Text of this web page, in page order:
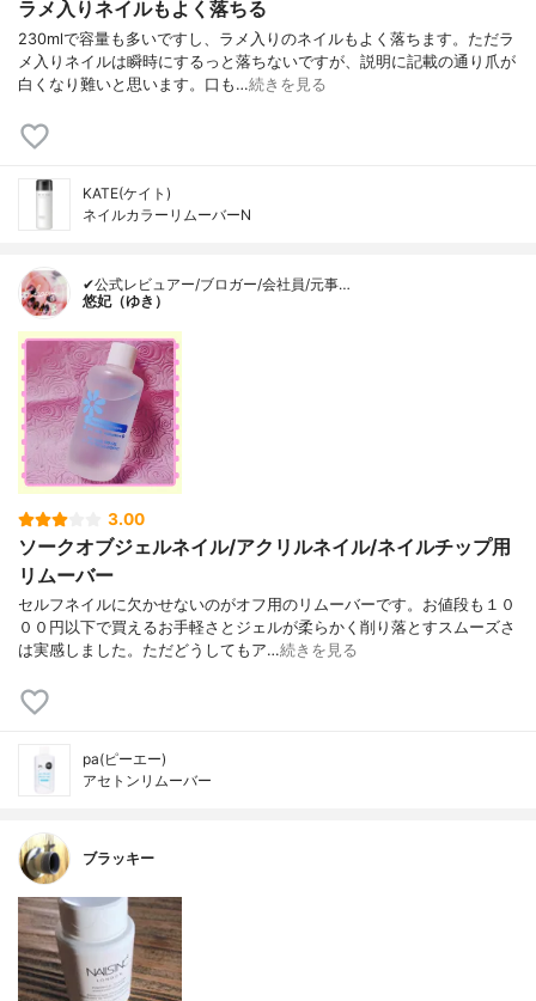
ラメ入りネイルもよく落ちる
230mlで容量も多いですし、ラメ入りのネイルもよく落ちます。ただラ
メ入りネイルは瞬時にするっと落ちないですが、説明に記載の通り爪が
白くなり難いと思います。口も…続きを見る
KATE(ケイト)
ネイルカラーリムーバーN
✔公式レビュアー/ブロガー/会社員/元事…
悠妃（ゆき）
3.00
ソークオブジェルネイル/アクリルネイル/ネイルチップ用
リムーバー
セルフネイルに欠かせないのがオフ用のリムーバーです。お値段も１０
００円以下で買えるお手軽さとジェルが柔らかく削り落とすスムーズさ
は実感しました。ただどうしてもア…続きを見る
pa(ピーエー)
アセトンリムーバー
ブラッキー